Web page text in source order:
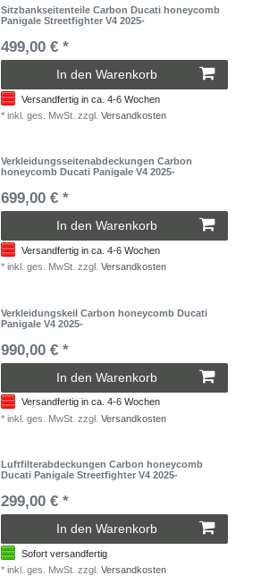
Sitzbankseitenteile Carbon Ducati honeycomb
Panigale Streetfighter V4 2025-
499,00 € *
In den Warenkorb
Versandfertig in ca. 4-6 Wochen
*inkl. ges. MwSt. zzgl.Versandkosten
Verkleidungsseitenabdeckungen Carbon
honeycomb Ducati Panigale V4 2025-
699,00 € *
In den Warenkorb
Versandfertig in ca. 4-6 Wochen
*inkl. ges. MwSt. zzgl.Versandkosten
Verkleidungskeil Carbon honeycomb Ducati
Panigale V4 2025-
990,00 € *
In den Warenkorb
Versandfertig in ca. 4-6 Wochen
*inkl. ges. MwSt. zzgl.Versandkosten
Luftfilterabdeckungen Carbon honeycomb
Ducati Panigale Streetfighter V4 2025-
299,00 € *
In den Warenkorb
Sofort versandfertig
*inkl. ges. MwSt. zzgl.Versandkosten